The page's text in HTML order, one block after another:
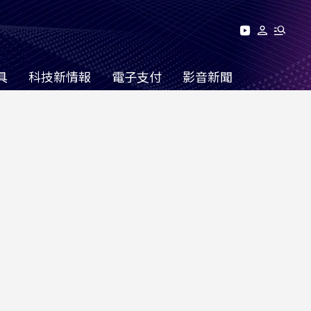
科技新情報 電子支付 影音新聞